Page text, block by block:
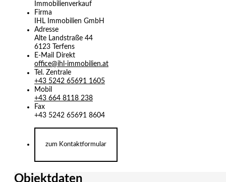
Immobilienverkauf
Firma
IHL Immobilien GmbH
Adresse
Alte Landstraße 44
6123
Terfens
E-Mail Direkt
office@ihl-immobilien.at
Tel. Zentrale
+43 5242 65691 1605
Mobil
+43 664 8118 238
Fax
+43 5242 65691 8604
zum Kontaktformular
Objektdaten